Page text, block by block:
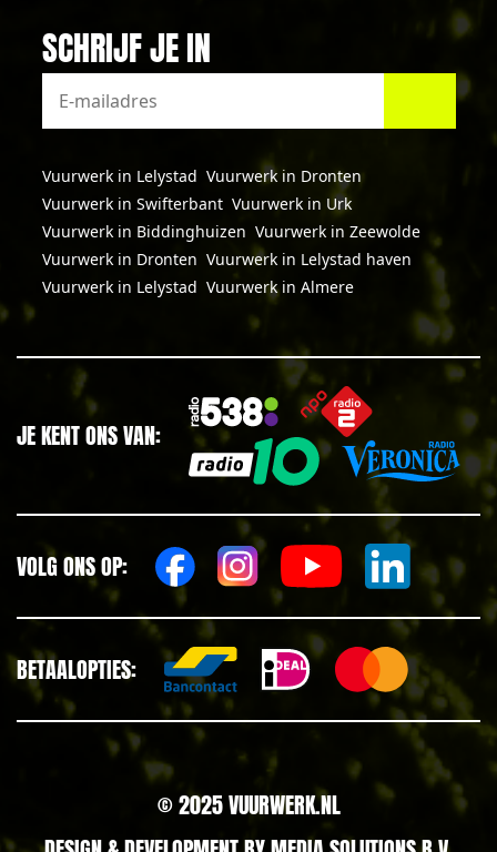
SCHRIJF JE IN
Vuurwerk in Lelystad Vuurwerk in Dronten
Vuurwerk in Swifterbant Vuurwerk in Urk
Vuurwerk in Biddinghuizen Vuurwerk in Zeewolde
Vuurwerk in Dronten Vuurwerk in Lelystad haven
Vuurwerk in Lelystad Vuurwerk in Almere
JE KENT ONS VAN:
VOLG ONS OP:
BETAALOPTIES:
© 2025 VUURWERK.NL